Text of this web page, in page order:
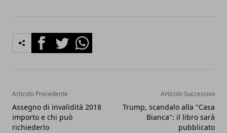
FacebookTwitterWhatsapp
Articolo Precedente
Assegno di invalidità 2018
importo e chi può
richiederlo
Articolo Successivo
Trump, scandalo alla "Casa
Bianca": il libro sarà
pubblicato